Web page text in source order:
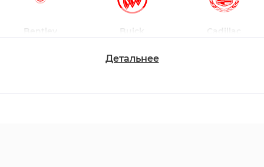
Bentley Buick Cadillac
Детальнее